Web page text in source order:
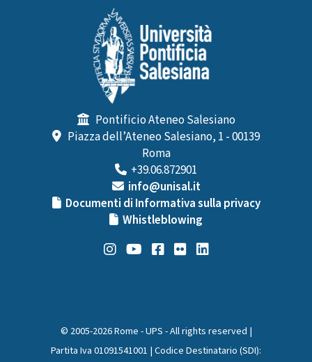
Pontificio Ateneo Salesiano
Piazza dell’Ateneo Salesiano, 1 - 00139
Roma
+39.06.872901
info@unisal.it
Documenti di Informativa sulla privacy
Whistleblowing
© 2005-2026 Rome - UPS - All rights reserved |
Partita Iva 01091541001 | Codice Destinatario (SDI):